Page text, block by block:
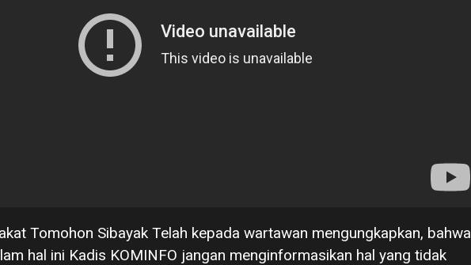
Tomohon Sibayak Telah kepada wartawan mengungkapkan, bahwa
hal ini Kadis KOMINFO jangan menginformasikan hal yang tidak